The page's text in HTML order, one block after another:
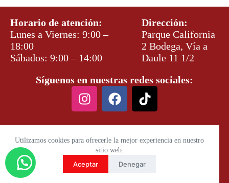
Utilizamos cookies para ofrecerle la mejor experiencia en nuestro
sitio web.
Aceptar Denegar
Horario de atención:
Lunes a Viernes: 9:00 –
18:00
Sábados: 9:00 – 14:00
Dirección:
Parque California
2 Bodega, Vía a
Daule 11 1/2
Síguenos en nuestras redes sociales: